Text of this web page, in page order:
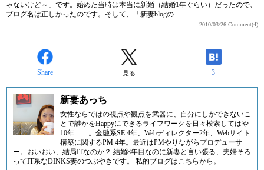
ゃないけど～」です。始めた当時は本当に新婚（結婚1年ぐらい）だったので、
ブログ名は正しかったのです。そして、「新妻blogの...
2010/03/26 Comment(4)
Share 見る 3
新妻あっち
女性ならではの視点や観点を武器に、自分にしかできないこ
とで誰かをHappyにできるライフワークを日々模索してはや
10年……。金融系SE 4年、Webディレクター2年、Webサイト
構築に関するPM 4年。最近はPMやりながらプロデューサ
ー。おいおい、結局ITなのか？ 結婚8年目なのに新妻と言い張る、夫婦そろ
ってIT系なDINKS妻のつぶやきです。 私的ブログはこちらから。